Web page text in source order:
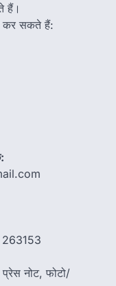
हैं।
कर सकते हैं:
263153
प्रेस नोट, फोटो/